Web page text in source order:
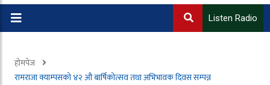
Listen Radio
होमपेज
रामराजा क्याम्पसको ४२ औ बार्षिकोत्सव तथा अभिभावक दिवस सम्पन्न